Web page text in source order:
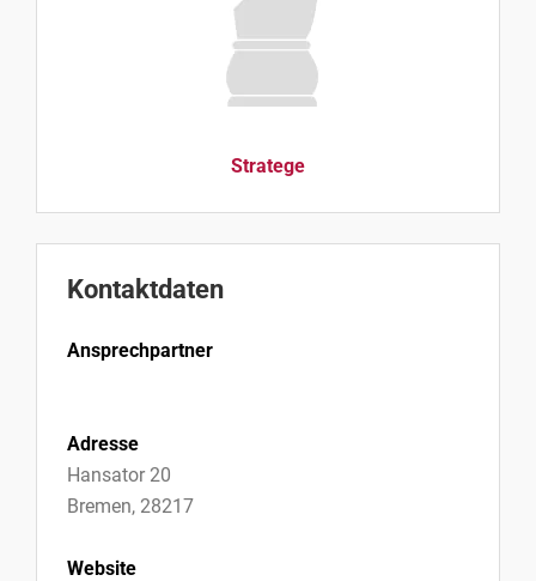
Stratege
Kontaktdaten
Ansprechpartner
Adresse
Hansator 20
Bremen, 28217
Website